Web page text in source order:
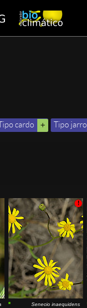
cardo Tipo jarro
Senecio inaequidens
!